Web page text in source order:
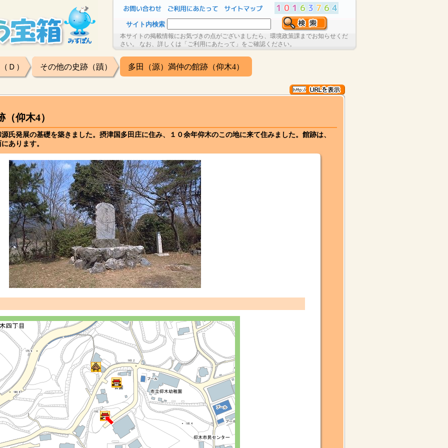
サイト内検索
本サイトの掲載情報にお気づきの点がございましたら、環境政策課までお知らせくだ
さい。 なお、詳しくは「ご利用にあたって」をご確認ください。
Ｄ） その他の史跡（蹟） 多田（源）満仲の館跡（仰木4）
仰木4）
氏発展の基礎を築きました。摂津国多田庄に住み、１０余年仰木のこの地に来て住みました。館跡は、
あります。